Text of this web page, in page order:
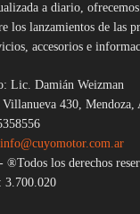
a diario,
los lanzamientos de las
accesorios e
Lic. Damián Weizman
430, Mendoza,
info@cuyomotor.com.ar
los derechos
3.700.020